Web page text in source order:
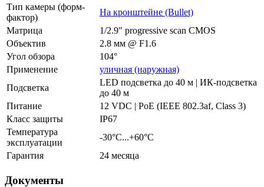
Тип камеры (форм-
фактор)
На кронштейне (Bullet)
Матрица
1/2.9" progressive scan CMOS
Объектив
2.8 мм @ F1.6
Угол обзора
104°
Применение
уличная (наружная)
Подсветка
LED подсветка до 40 м | ИК-подсветка
до 40 м
Питание
12 VDC | PoE (IEEE 802.3af, Class 3)
Класс защиты
IP67
Температура
эксплуатации
-30°С...+60°С
Гарантия
24 месяца
Документы